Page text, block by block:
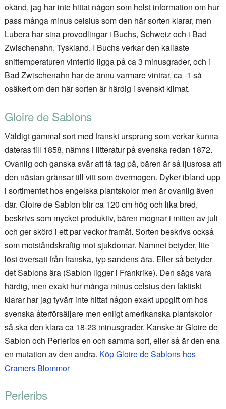
okänd, jag har inte hittat någon som helst information om hur
pass många minus celsius som den här sorten klarar, men
Lubera har sina provodlingar i Buchs, Schweiz och i Bad
Zwischenahn, Tyskland. I Buchs verkar den kallaste
snittemperaturen vintertid ligga på ca 3 minusgrader, och i
Bad Zwischenahn har de ännu varmare vintrar, ca -1 så
osäkert om den här sorten är härdig i svenskt klimat.
Gloire de Sablons
Väldigt gammal sort med franskt ursprung som verkar kunna
dateras till 1858, nämns i litteratur på svenska redan 1872.
Ovanlig och ganska svår att få tag på, bären är så ljusrosa att
den nästan gränsar till vitt som övermogen. Dyker ibland upp
i sortimentet hos engelska plantskolor men är ovanlig även
där. Gloire de Sablon blir ca 120 cm hög och lika bred,
beskrivs som mycket produktiv, bären mognar i mitten av juli
och ger skörd i ett par veckor framåt. Sorten beskrivs också
som motståndskraftig mot sjukdomar. Namnet betyder, lite
löst översatt från franska, typ sandens ära. Eller så betyder
det Sablons ära (Sablon ligger i Frankrike). Den sägs vara
härdig, men exakt hur många minus celsius den faktiskt
klarar har jag tyvärr inte hittat någon exakt uppgift om hos
svenska återförsäljare men enligt amerikanska plantskolor
så ska den klara ca 18-23 minusgrader. Kanske är Gloire de
Sablon och Perleribs en och samma sort, eller så är den ena
en mutation av den andra. Köp Gloire de Sablons hos
Cramers Blommor
Perleribs